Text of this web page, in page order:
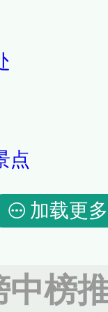
点
加载更多
中榜